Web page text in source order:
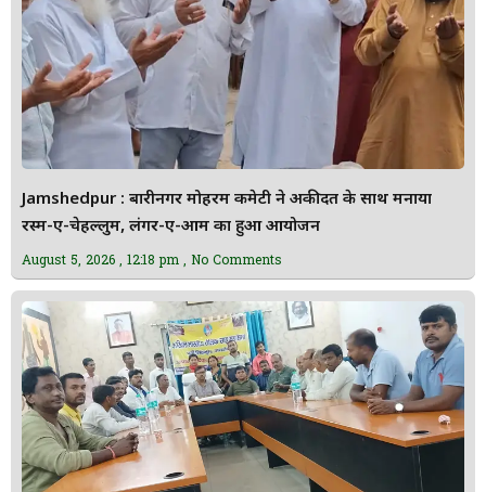
Jamshedpur : बारीनगर मोहर्रम कमेटी ने अकीदत के साथ मनाया
रस्म-ए-चेहल्लुम, लंगर-ए-आम का हुआ आयोजन
August 5, 2026 12:18 pm No Comments